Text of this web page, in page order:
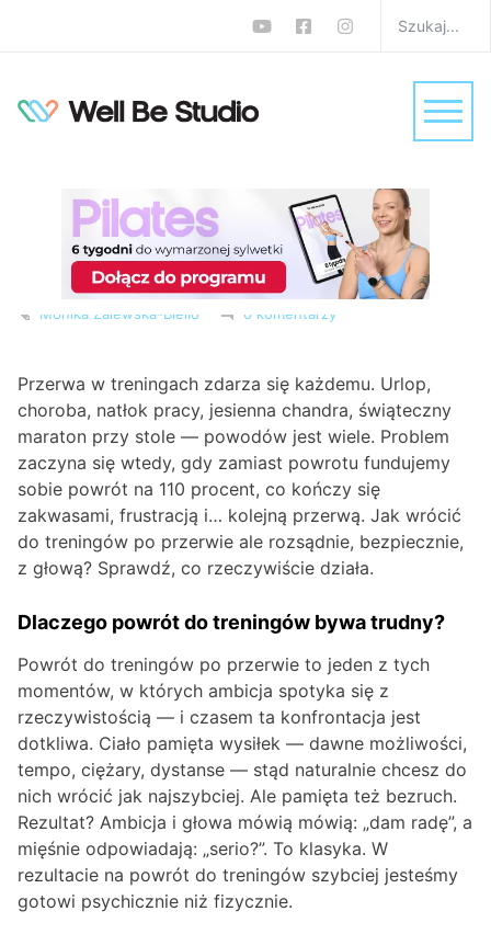
Jak wrócić do treningów
po przerwie? Rozsądny
(i skuteczny) plan bez
presji
Porady na zdrowie,Trening w domu Treningi,Zdrowie
Monika Zalewska-Biełło
0 komentarzy
Przerwa w treningach zdarza się każdemu. Urlop,
choroba, natłok pracy, jesienna chandra, świąteczny
maraton przy stole — powodów jest wiele. Problem
zaczyna się wtedy, gdy zamiast powrotu fundujemy
sobie powrót na 110 procent, co kończy się
zakwasami, frustracją i… kolejną przerwą. Jak wrócić
do treningów po przerwie ale rozsądnie, bezpiecznie,
z głową? Sprawdź, co rzeczywiście działa.
Dlaczego powrót do treningów bywa trudny?
Powrót do treningów po przerwie to jeden z tych
momentów, w których ambicja spotyka się z
rzeczywistością — i czasem ta konfrontacja jest
dotkliwa. Ciało pamięta wysiłek — dawne możliwości,
tempo, ciężary, dystanse — stąd naturalnie chcesz do
nich wrócić jak najszybciej. Ale pamięta też bezruch.
Rezultat? Ambicja i głowa mówią mówią: „dam radę”, a
mięśnie odpowiadają: „serio?”. To klasyka. W
rezultacie na powrót do treningów szybciej jesteśmy
gotowi psychicznie niż fizycznie.